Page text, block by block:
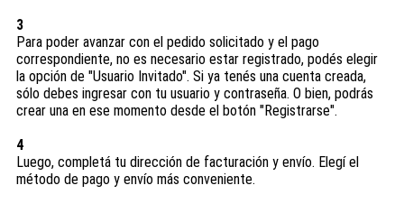
3
Para poder avanzar con el pedido solicitado y el pago
correspondiente, no es necesario estar registrado, podés elegir
la opción de "Usuario Invitado". Si ya tenés una cuenta creada,
sólo debes ingresar con tu usuario y contraseña. O bien, podrás
crear una en ese momento desde el botón "Registrarse".
4
Luego, completá tu dirección de facturación y envío. Elegí el
método de pago y envío más conveniente.